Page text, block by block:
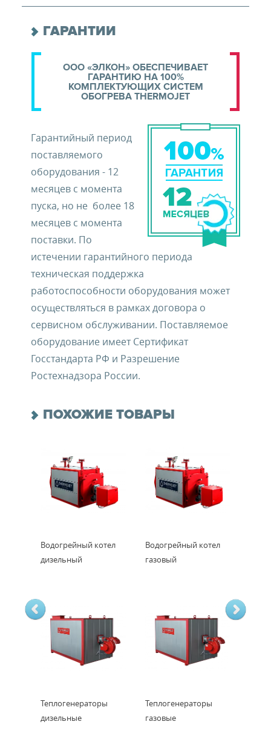
ГАРАНТИИ
ООО «ЭЛКОН» ОБЕСПЕЧИВАЕТ
ГАРАНТИЮ НА 100%
КОМПЛЕКТУЮЩИХ СИСТЕМ
ОБОГРЕВА THERMOJET
Гарантийный период
поставляемого
оборудования - 12
месяцев с момента
пуска, но не более 18
месяцев с момента
поставки. По
истечении гарантийного периода
техническая поддержка
работоспособности оборудования может
осуществляться в рамках договора о
сервисном обслуживании. Поставляемое
оборудование имеет Сертификат
Госстандарта РФ и Разрешение
Ростехнадзора России.
ПОХОЖИЕ ТОВАРЫ
Водогрейный котел
дизельный
Водогрейный котел
газовый
Теплогенераторы
дизельные
Теплогенераторы
газовые